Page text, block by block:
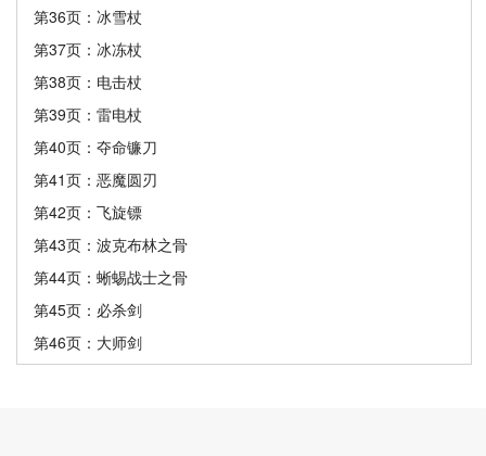
第36页：冰雪杖
第37页：冰冻杖
第38页：电击杖
第39页：雷电杖
第40页：夺命镰刀
第41页：恶魔圆刃
第42页：飞旋镖
第43页：波克布林之骨
第44页：蜥蜴战士之骨
第45页：必杀剑
第46页：大师剑